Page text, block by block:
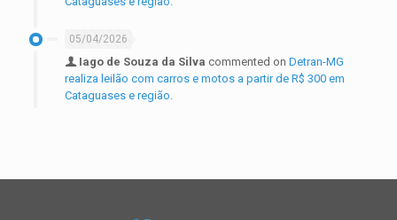
05/04/2026
Iago de Souza da Silva commented on Detran-MG
realiza leilão com carros e motos a partir de R$ 300 em
Cataguases e região.